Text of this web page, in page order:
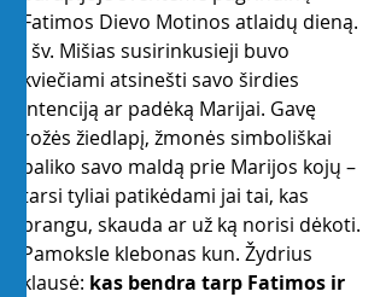
Fatimos Dievo Motinos atlaidų dieną.
Į šv. Mišias susirinkusieji buvo
kviečiami atsinešti savo širdies
intenciją ar padėką Marijai. Gavę
rožės žiedlapį, žmonės simboliškai
paliko savo maldą prie Marijos kojų –
tarsi tyliai patikėdami jai tai, kas
brangu, skauda ar už ką norisi dėkoti.
Pamoksle klebonas kun. Žydrius
klausė: kas bendra tarp Fatimos ir